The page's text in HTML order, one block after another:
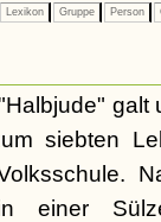
Lexikon Gruppe Person
galt
siebten
einer